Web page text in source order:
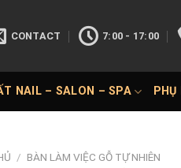
CONTACT 7:00 - 17:00
NAIL – SALON – SPA PHỤ
/ BÀN LÀM VIỆC GỖ TỰ NHIÊN